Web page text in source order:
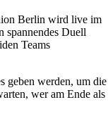
Berlin wird live im
spannendes Duell
Teams
geben werden, um die
wer am Ende als